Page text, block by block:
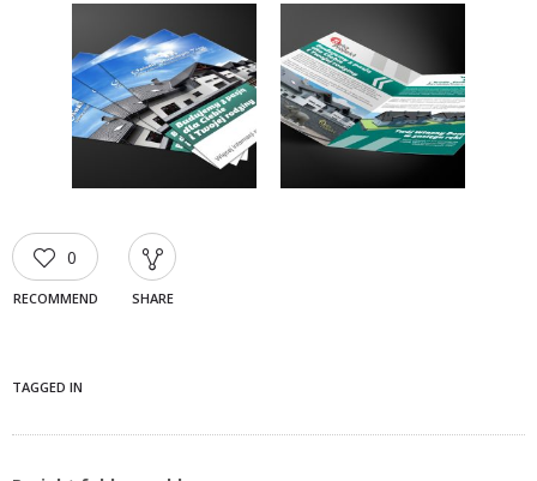
0
RECOMMEND SHARE
TAGGED IN